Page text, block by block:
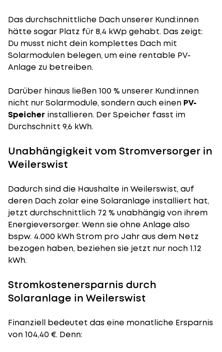
Das durchschnittliche Dach unserer Kund:innen
hätte sogar Platz für 8,4 kWp gehabt. Das zeigt:
Du musst nicht dein komplettes Dach mit
Solarmodulen belegen, um eine rentable PV-
Anlage zu betreiben.
Darüber hinaus ließen 100 % unserer Kund:innen
nicht nur Solarmodule, sondern auch einen PV-
Speicher installieren. Der Speicher fasst im
Durchschnitt 9,6 kWh.
Unabhängigkeit vom Stromversorger in
Weilerswist
Dadurch sind die Haushalte in Weilerswist, auf
deren Dach zolar eine Solaranlage installiert hat,
jetzt durchschnittlich 72 % unabhängig von ihrem
Energieversorger. Wenn sie ohne Anlage also
bspw. 4.000 kWh Strom pro Jahr aus dem Netz
bezogen haben, beziehen sie jetzt nur noch 1.12
kWh.
Stromkostenersparnis durch
Solaranlage in Weilerswist
Finanziell bedeutet das eine monatliche Ersparnis
von 104,40 €. Denn: